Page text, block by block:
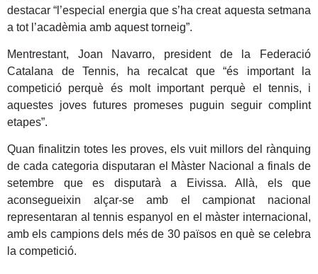
destacar “l’especial energia que s’ha creat aquesta setmana
a tot l’acadèmia amb aquest torneig”.
Mentrestant, Joan Navarro, president de la Federació
Catalana de Tennis, ha recalcat que “és important la
competició perquè és molt important perquè el tennis, i
aquestes joves futures promeses puguin seguir complint
etapes”.
Quan finalitzin totes les proves, els vuit millors del rànquing
de cada categoria disputaran el Màster Nacional a finals de
setembre que es disputarà a Eivissa. Allà, els que
aconsegueixin alçar-se amb el campionat nacional
representaran al tennis espanyol en el màster internacional,
amb els campions dels més de 30 països en què se celebra
la competició.